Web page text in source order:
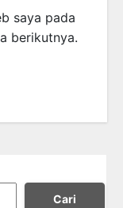
saya pada
berikutnya.
Cari